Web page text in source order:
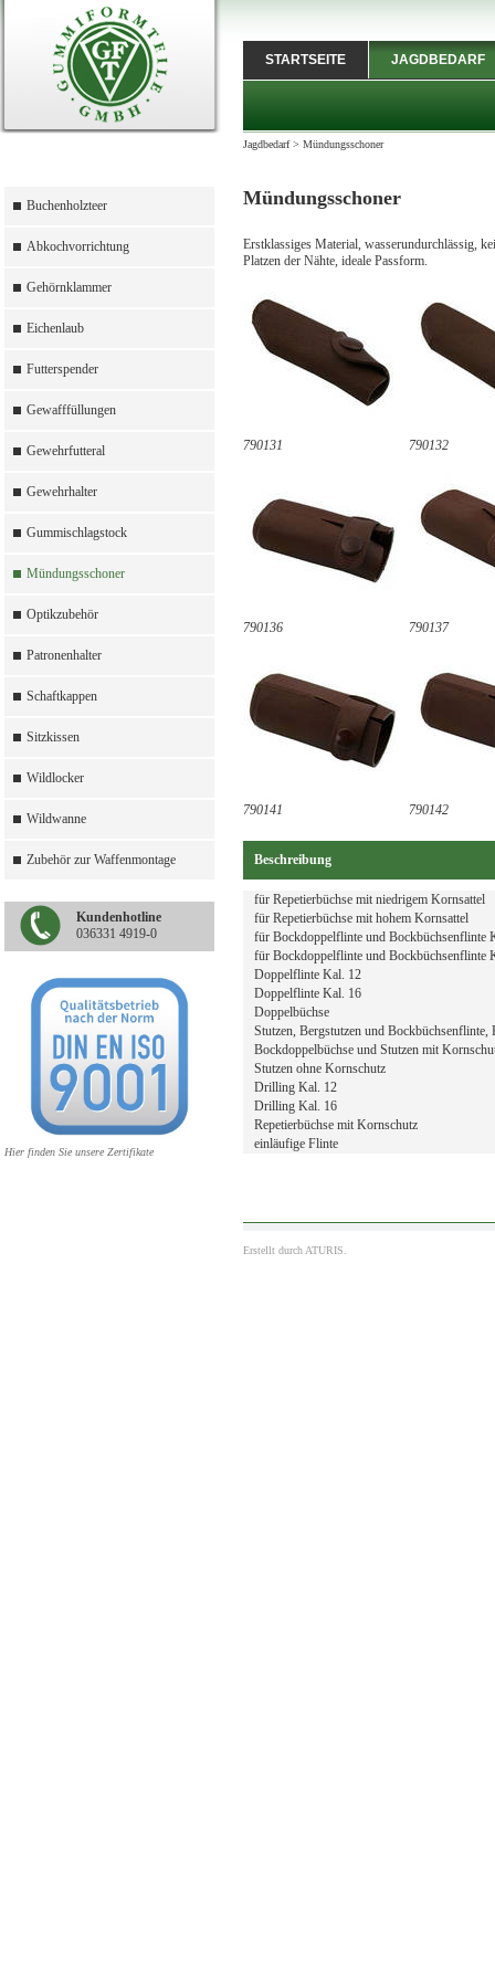
Buchenholzteer
Abkochvorrichtung
Gehörnklammer
Eichenlaub
Futterspender
Gewafffüllungen
Gewehrfutteral
Gewehrhalter
Gummischlagstock
Mündungsschoner
Optikzubehör
Patronenhalter
Schaftkappen
Sitzkissen
Wildlocker
Wildwanne
Zubehör zur Waffenmontage
Kundenhotline
036331 4919-0
Hier finden Sie unsere Zertifikate
STARTSEITE JAGDBEDARF
Jagdbedarf> Mündungsschoner
Mündungsschoner
Erstklassiges Material, wasserundurchlässig,
Platzen der Nähte, ideale Passform.
790131 790132
790136 790137
790141 790142
Beschreibung
für Repetierbüchse mit niedrigem Kornsattel
für Repetierbüchse mit hohem Kornsattel
für Bockdoppelflinte und Bockbüchsenflinte
für Bockdoppelflinte und Bockbüchsenflinte
Doppelflinte Kal. 12
Doppelflinte Kal. 16
Doppelbüchse
Stutzen, Bergstutzen und Bockbüchsenflinte,
Bockdoppelbüchse und Stutzen mit
Stutzen ohne Kornschutz
Drilling Kal. 12
Drilling Kal. 16
Repetierbüchse mit Kornschutz
einläufige Flinte
Erstellt durch ATURIS.